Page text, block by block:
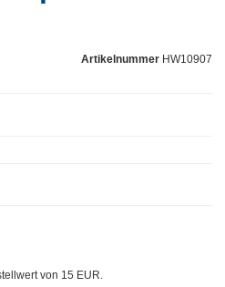
Artikelnummer HW10907
von 15 EUR.